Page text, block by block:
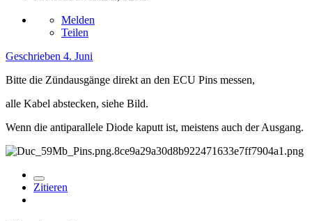
Melden
Teilen
Geschrieben 4. Juni
Bitte die Zündausgänge direkt an den ECU Pins messen,
alle Kabel abstecken, siehe Bild.
Wenn die antiparallele Diode kaputt ist, meistens auch der Ausgang.
Zitieren